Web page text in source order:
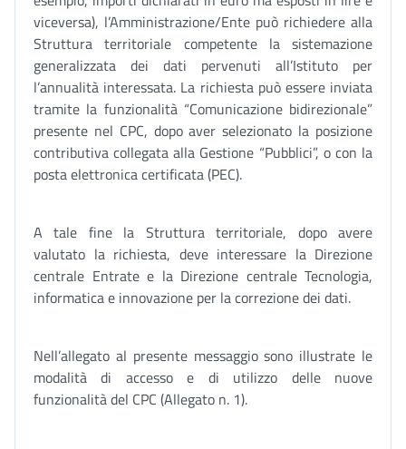
viceversa), l’Amministrazione/Ente può richiedere alla
Struttura territoriale competente la sistemazione
generalizzata dei dati pervenuti all’Istituto per
l’annualità interessata. La richiesta può essere inviata
tramite la funzionalità “Comunicazione bidirezionale”
presente nel CPC, dopo aver selezionato la posizione
contributiva collegata alla Gestione “Pubblici”, o con la
posta elettronica certificata (PEC).
A tale fine la Struttura territoriale, dopo avere
valutato la richiesta, deve interessare la Direzione
centrale Entrate e la Direzione centrale Tecnologia,
informatica e innovazione per la correzione dei dati.
Nell’allegato al presente messaggio sono illustrate le
modalità di accesso e di utilizzo delle nuove
funzionalità del CPC (Allegato n. 1).